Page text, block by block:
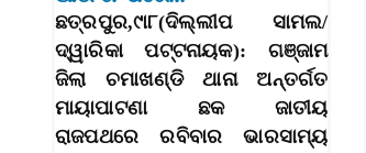
ଛତ୍ରପୁର,୯ା୮(ଦିଲ୍ଲୀପ ସାମଲ/
ଦ୍ୱାରିକା ପଟ୍ଟନାୟକ): ଗଞ୍ଜାମ
ଜିଲା ଚମାଖଣ୍ଡି ଥାନା ଅନ୍ତର୍ଗତ
ମାୟାପାଟଣା ଛକ ଜାତୀୟ
ରାଜପଥରେ ରବିବାର ଭାରସାମ୍ୟ